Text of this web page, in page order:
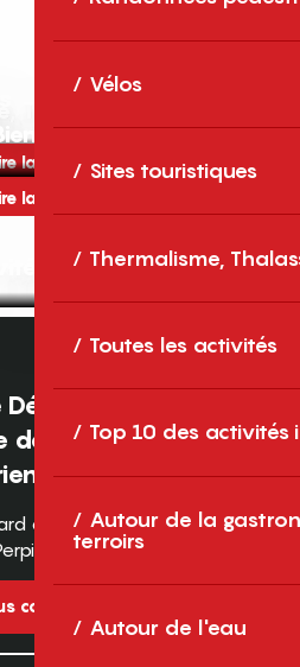
Vélos
Sites touristiques
Thermalisme,
Toutes les activités
Top 10 des activités
Autour de la
terroirs
Autour de l'eau
la suite
être
la suite
des Pyrénées-
des Pyrénées
Cedex
contacter